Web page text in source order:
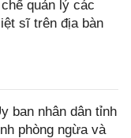
quản lý các
sĩ trên địa bàn
ban nhân dân tỉnh
phòng ngừa và